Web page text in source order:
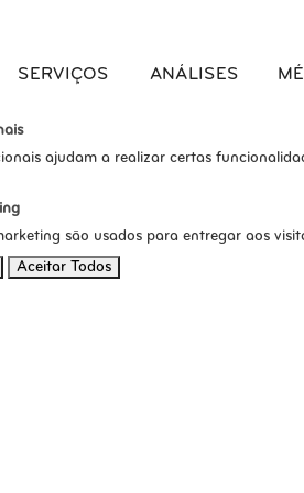
são usados para entender como os
ajudam a realizar certas
são usados para entregar aos
Aceitar Todos
SERVIÇOS ANÁLISES